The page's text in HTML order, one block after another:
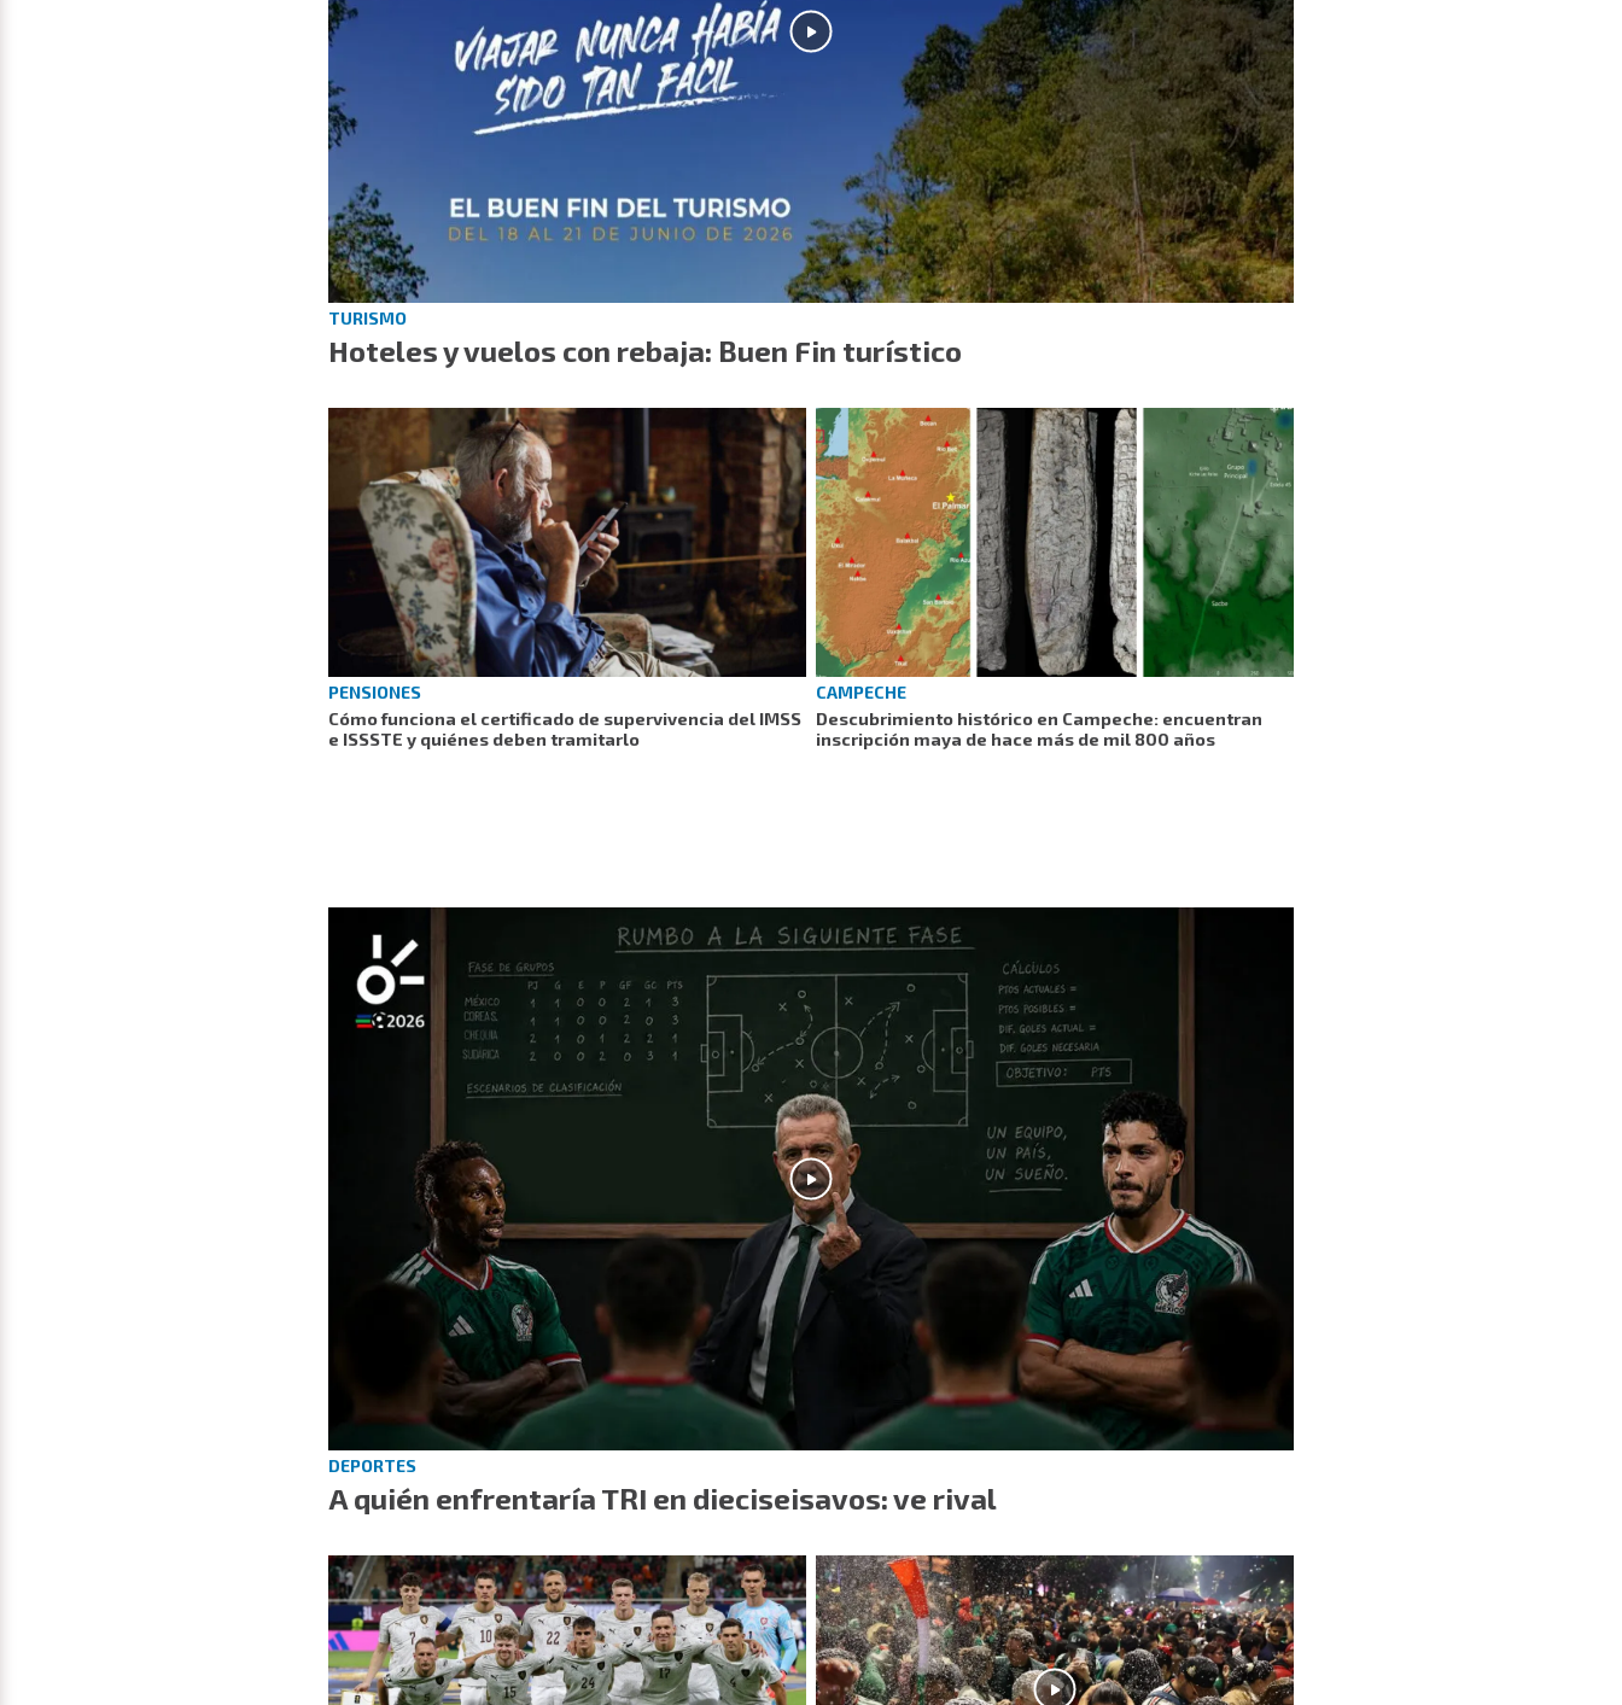
TURISMO
Hoteles y vuelos con rebaja: Buen Fin turístico
PENSIONES
Cómo funciona el certificado de supervivencia del IMSS
e ISSSTE y quiénes deben tramitarlo
CAMPECHE
Descubrimiento histórico en Campeche: encuentran
inscripción maya de hace más de mil 800 años
DEPORTES
A quién enfrentaría TRI en dieciseisavos: ve rival